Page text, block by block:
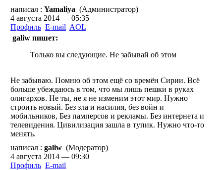
написал : Yamaliya (Администратор)
4 августа 2014 — 05:35
Профиль E-mail AOL
galiw пишет:
Только вы следующие. Не забывай об этом
Не забываю. Помню об этом ещё со времён Сирии. Всё
больше убеждаюсь в том, что мы лишь пешки в руках
олигархов. Не ты, не я не изменим этот мир. Нужно
строить новый. Без зла и насилия, без войн и
мобильников, Без памперсов и рекламы. Без интернета и
телевидения. Цивилизация зашла в тупик. Нужно что-то
менять.
написал : galiw (Модератор)
4 августа 2014 — 09:30
Профиль E-mail